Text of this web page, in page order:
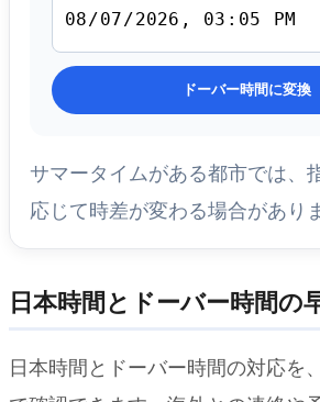
ドーバー時間に変換
サマータイムがある都市では、
応じて時差が変わる場合があり
日本時間とドーバー時間の
日本時間とドーバー時間の対応を